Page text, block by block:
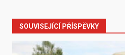
SOUVISEJÍCÍ PŘÍSPĚVKY